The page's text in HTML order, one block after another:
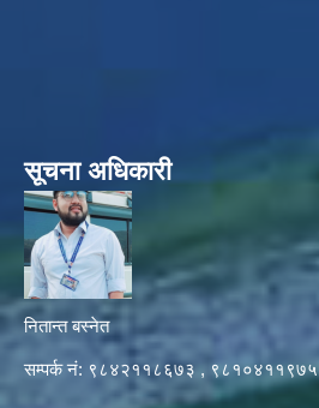
सूचना अधिकारी
नितान्त बस्नेत
सम्पर्क नं: ९८४२११८६७३ , ९८१०४११९७५